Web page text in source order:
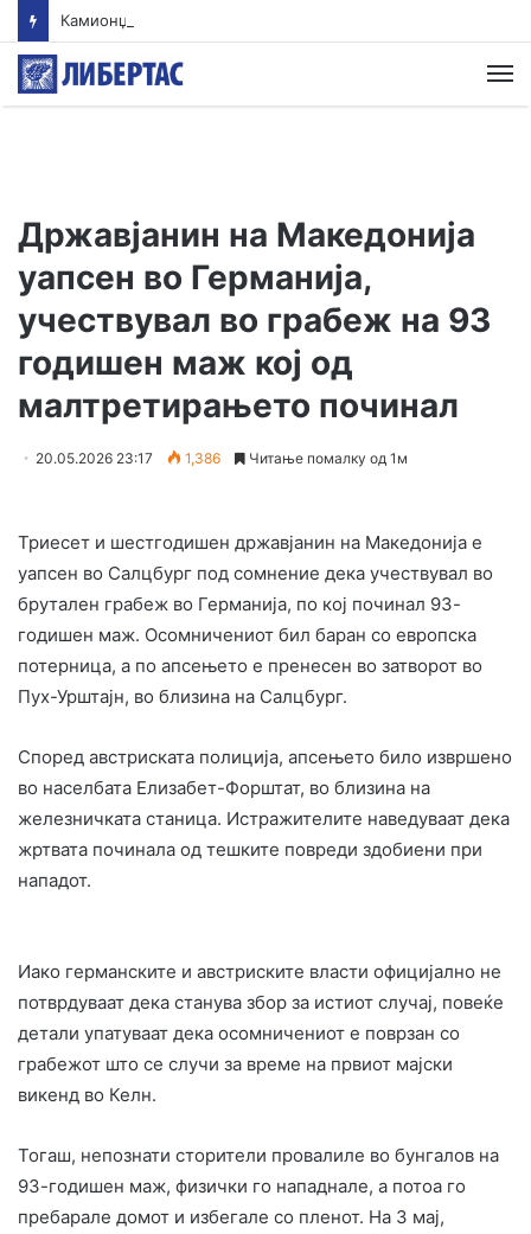
Државјанин на Македонија
уапсен во Германија,
учествувал во грабеж на 93
годишен маж кој од
малтретирањето починал
20.05.2026 23:17 1,386 Читање помалку од 1м
Триесет и шестгодишен државјанин на Македонија е
уапсен во Салцбург под сомнение дека учествувал во
брутален грабеж во Германија, по кој починал 93-
годишен маж. Осомничениот бил баран со европска
потерница, а по апсењето е пренесен во затворот во
Пух-Урштајн, во близина на Салцбург.
Според австриската полиција, апсењето било извршено
во населбата Елизабет-Форштат, во близина на
железничката станица. Истражителите наведуваат дека
жртвата починала од тешките повреди здобиени при
нападот.
Иако германските и австриските власти официјално не
потврдуваат дека станува збор за истиот случај, повеќе
детали упатуваат дека осомничениот е поврзан со
грабежот што се случи за време на првиот мајски
викенд во Келн.
Тогаш, непознати сторители провалиле во бунгалов на
93-годишен маж, физички го нападнале, а потоа го
пребарале домот и избегале со пленот. На 3 мај,